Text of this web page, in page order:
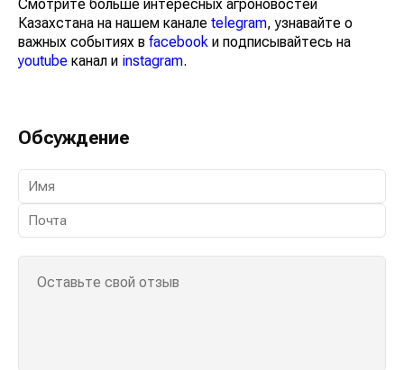
Смотрите больше интересных агроновостей
Казахстана на нашем канале telegram, узнавайте о
важных событиях в facebook и подписывайтесь на
youtube канал и instagram.
Обсуждение